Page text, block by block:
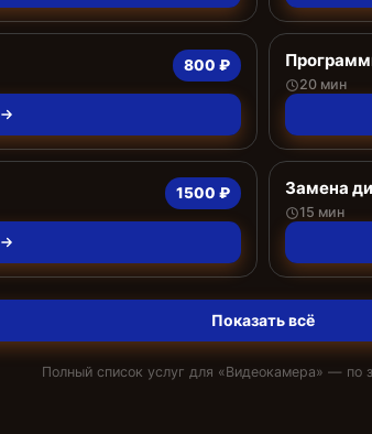
800 ₽
20 мин
1500 ₽ Замена
15 мин
Показать всё
Полный список услуг для «Видеокамера» — по